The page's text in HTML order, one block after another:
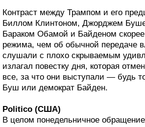
Контраст между Трампом и его
Биллом Клинтоном, Джорджем
Бараком Обамой и Байденом
режима, чем об обычной передаче
слушали с плохо скрываемым
излагал повестку дня, которая
все, за что они выступали — будь
Буш или демократ Байден.
Politico (США)
В целом понедельничное